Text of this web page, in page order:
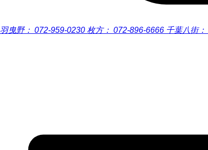
羽曳野： 072-959-0230 枚方： 072-896-6666 千葉八街：